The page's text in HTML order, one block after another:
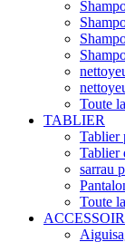
Toute
TABLIER
Tablier
Tablier
sarrau
Toute